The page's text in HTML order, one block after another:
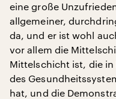
eine große
allgemeiner,
da, und er ist wohl
vor allem die
Mittelschicht ist, die in
des
hat, und die